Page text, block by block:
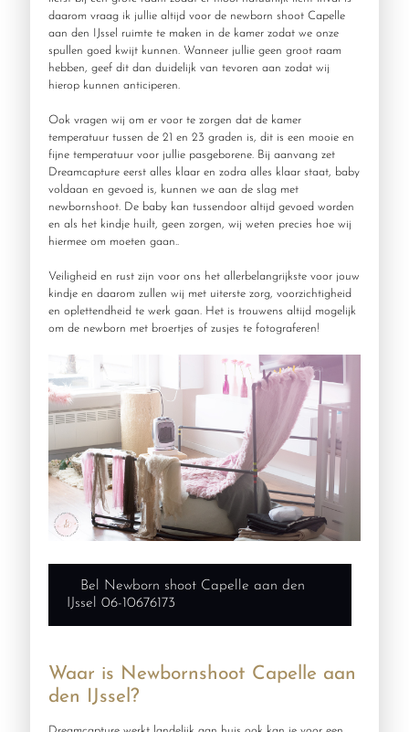
daarom vraag ik jullie altijd voor de newborn shoot Capelle
aan den IJssel ruimte te maken in de kamer zodat we onze
spullen goed kwijt kunnen. Wanneer jullie geen groot raam
hebben, geef dit dan duidelijk van tevoren aan zodat wij
hierop kunnen anticiperen.
Ook vragen wij om er voor te zorgen dat de kamer
temperatuur tussen de 21 en 23 graden is, dit is een mooie en
fijne temperatuur voor jullie pasgeborene. Bij aanvang zet
Dreamcapture eerst alles klaar en zodra alles klaar staat, baby
voldaan en gevoed is, kunnen we aan de slag met
newbornshoot. De baby kan tussendoor altijd gevoed worden
en als het kindje huilt, geen zorgen, wij weten precies hoe wij
hiermee om moeten gaan..
Veiligheid en rust zijn voor ons het allerbelangrijkste voor jouw
kindje en daarom zullen wij met uiterste zorg, voorzichtigheid
en oplettendheid te werk gaan. Het is trouwens altijd mogelijk
om de newborn met broertjes of zusjes te fotograferen!
Bel Newborn shoot Capelle aan den
IJssel 06-10676173
Waar is Newbornshoot Capelle aan
den IJssel?